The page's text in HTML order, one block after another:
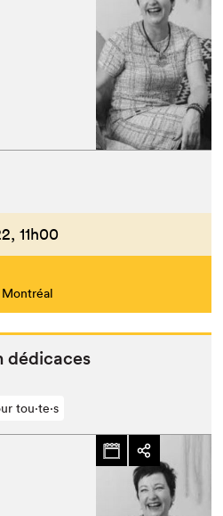
11h00
Montréal
dédicaces
tou⋅te⋅s